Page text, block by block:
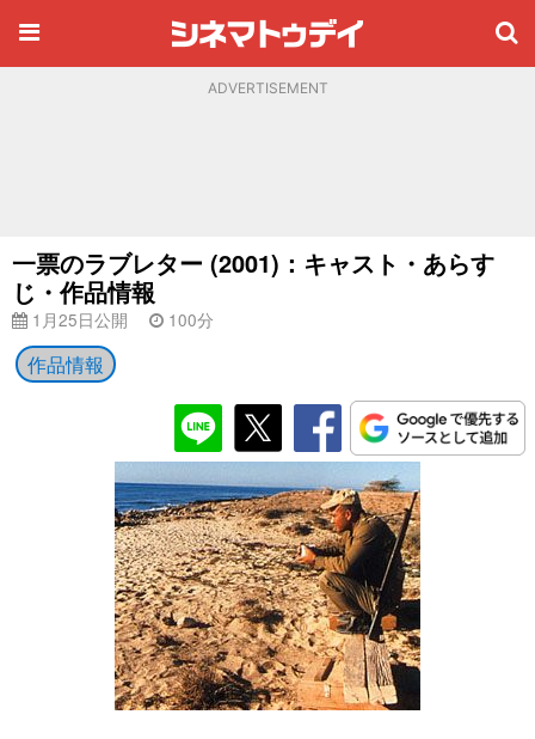
ADVERTISEMENT
一票のラブレター (2001)：キャスト・あらす
じ・作品情報
1月25日公開 100分
作品情報